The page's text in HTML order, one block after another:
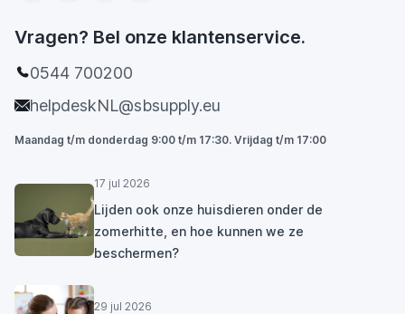
Vragen? Bel onze klantenservice.
0544 700200
helpdeskNL@sbsupply.eu
Maandag t/m donderdag 9:00 t/m 17:30. Vrijdag t/m 17:00
17 jul 2026
Lijden ook onze huisdieren onder de
zomerhitte, en hoe kunnen we ze
beschermen?
29 jul 2026